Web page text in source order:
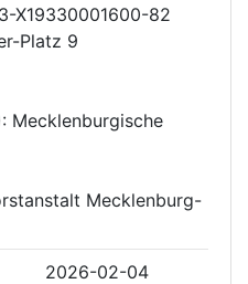
X19330001600-82
Platz 9
Mecklenburgische
Mecklenburg-
2026-02-04